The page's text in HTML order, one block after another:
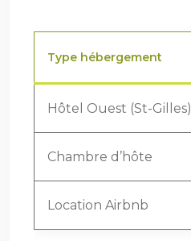
Type hébergement
Hôtel Ouest (St-Gilles)
Chambre d’hôte
Location Airbnb